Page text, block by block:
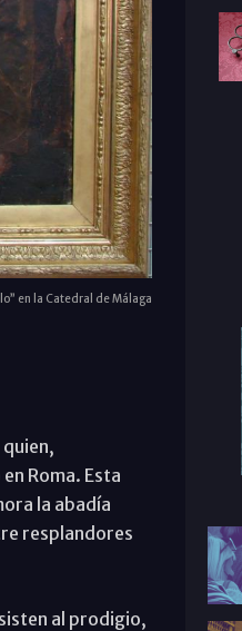
en la Catedral de Málaga
Roma. Esta
la abadía
resplandores
al prodigio,